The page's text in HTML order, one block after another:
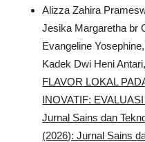
Alizza Zahira
Jesika Margaretha br
Evangeline
Kadek Dwi Heni Antari,
FLAVOR LOKAL
INOVATIF:
Jurnal Sains dan
(2026): Jurnal Sains